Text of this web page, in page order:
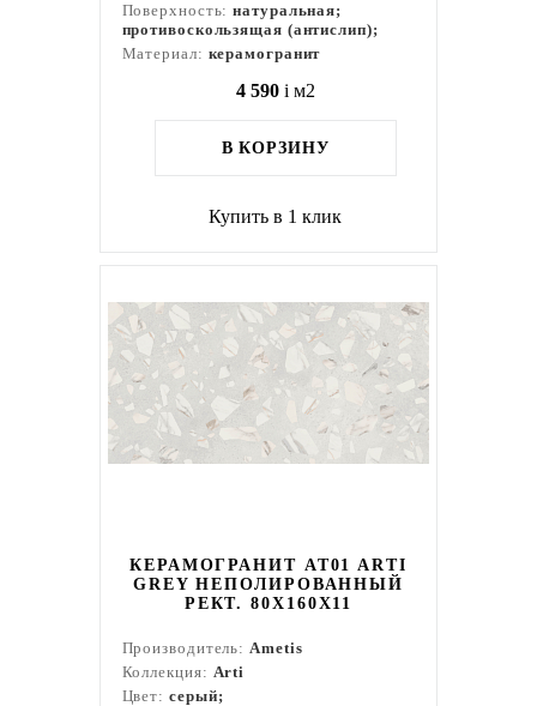
Поверхность:натуральная;
противоскользящая (антислип);
Материал: керамогранит
4 590 i м2
В КОРЗИНУ
Купить в 1 клик
КЕРАМОГРАНИТ AT01 ARTI
GREY НЕПОЛИРОВАННЫЙ
РЕКТ. 80X160X11
Производитель:Ametis
Коллекция: Arti
Цвет: серый;